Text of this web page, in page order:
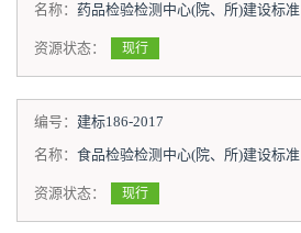
名称： 药品检验检测中心(院、所)建设标准
资源状态： 现行
编号： 建标186-2017
名称： 食品检验检测中心(院、所)建设标准
资源状态： 现行